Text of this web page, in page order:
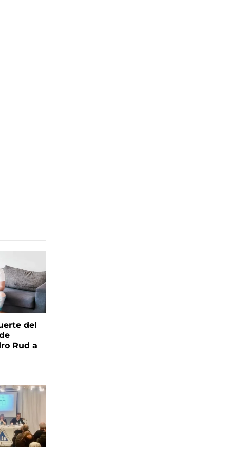
del
Rud a